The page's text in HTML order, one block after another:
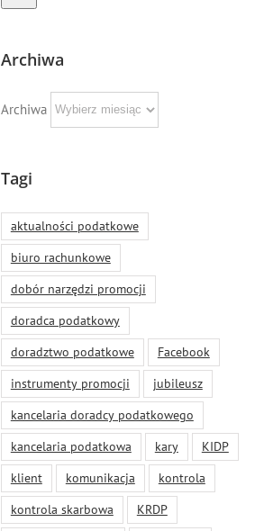
Archiwa
Archiwa
Tagi
aktualności podatkowe
biuro rachunkowe
dobór narzędzi promocji
doradca podatkowy
doradztwo podatkowe
Facebook
instrumenty promocji
jubileusz
kancelaria doradcy podatkowego
kancelaria podatkowa
kary
KIDP
klient
komunikacja
kontrola
kontrola skarbowa
KRDP